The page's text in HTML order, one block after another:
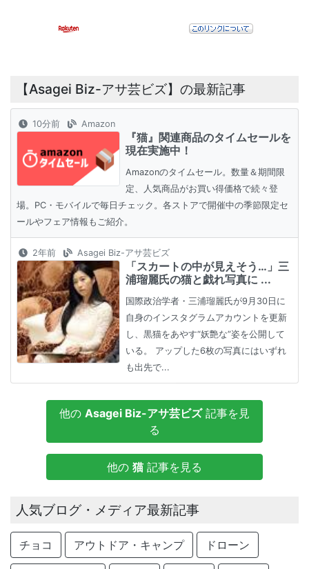
【Asagei Biz-アサ芸ビズ】の最新記事
10分前 Amazon
『猫』関連商品のタイムセールを
現在実施中！
Amazonのタイムセール。数量＆期間限
定、人気商品がお買い得価格で続々登
場。PC・モバイルで毎日チェック。各ストアで開催中の季節限定セ
ールやフェア情報もご紹介。
2年前 Asagei Biz-アサ芸ビズ
「スカートの中が見えそう…」三
浦瑠麗氏の猫と戯れ写真に ...
国際政治学者・三浦瑠麗氏が9月30日に
自身のインスタグラムアカウントを更新
し、黒猫をあやす“妖艶な”姿を公開して
いる。 アップした6枚の写真にはいずれ
も出先で...
他の Asagei Biz-アサ芸ビズ記事を見
る
他の 猫記事を見る
人気ブログ・メディア最新記事
チョコ アウトドア・キャンプ ドローン